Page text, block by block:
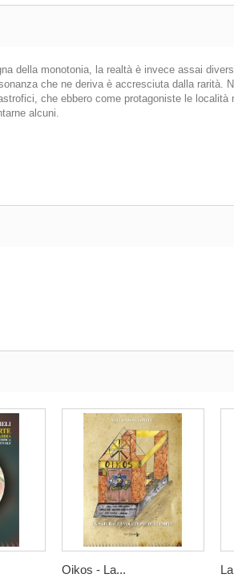
della monotonia, la realtà è invece assai
che ne deriva è accresciuta dalla rarità.
che ebbero come protagoniste le
alcuni.
Oikos - La...